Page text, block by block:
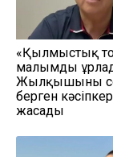
«Қылмыстық
малымды
Жылқышыны
берген
жасады